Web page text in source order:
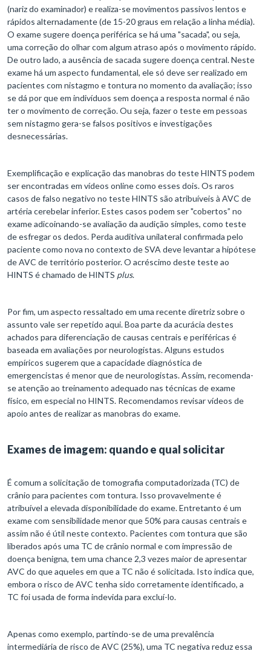
(nariz do examinador) e realiza-se movimentos passivos lentos e
rápidos alternadamente (de 15-20 graus em relação a linha média).
O exame sugere doença periférica se há uma "sacada", ou seja,
uma correção do olhar com algum atraso após o movimento rápido.
De outro lado, a ausência de sacada sugere doença central. Neste
exame há um aspecto fundamental, ele só deve ser realizado em
pacientes com nistagmo e tontura no momento da avaliação; isso
se dá por que em indivíduos sem doença a resposta normal é não
ter o movimento de correção. Ou seja, fazer o teste em pessoas
sem nistagmo gera-se falsos positivos e investigações
desnecessárias.
Exemplificação e explicação das manobras do teste HINTS podem
ser encontradas em vídeos online como esses dois. Os raros
casos de falso negativo no teste HINTS são atribuíveis à AVC de
artéria cerebelar inferior. Estes casos podem ser "cobertos” no
exame adicoinando-se avaliação da audição simples, como teste
de esfregar os dedos. Perda auditiva unilateral confirmada pelo
paciente como nova no contexto de SVA deve levantar a hipótese
de AVC de território posterior. O acréscimo deste teste ao
HINTS é chamado de HINTS plus.
Por fim, um aspecto ressaltado em uma recente diretriz sobre o
assunto vale ser repetido aqui. Boa parte da acurácia destes
achados para diferenciação de causas centrais e periféricas é
baseada em avaliações por neurologistas. Alguns estudos
empíricos sugerem que a capacidade diagnóstica de
emergencistas é menor que de neurologistas. Assim, recomenda-
se atenção ao treinamento adequado nas técnicas de exame
físico, em especial no HINTS. Recomendamos revisar vídeos de
apoio antes de realizar as manobras do exame.
Exames de imagem: quando e qual solicitar
É comum a solicitação de tomografia computadorizada (TC) de
crânio para pacientes com tontura. Isso provavelmente é
atribuível a elevada disponibilidade do exame. Entretanto é um
exame com sensibilidade menor que 50% para causas centrais e
assim não é útil neste contexto. Pacientes com tontura que são
liberados após uma TC de crânio normal e com impressão de
doença benigna, tem uma chance 2,3 vezes maior de apresentar
AVC do que aqueles em que a TC não é solicitada. Isto indica que,
embora o risco de AVC tenha sido corretamente identificado, a
TC foi usada de forma indevida para excluí-lo.
Apenas como exemplo, partindo-se de uma prevalência
intermediária de risco de AVC (25%), uma TC negativa reduz essa